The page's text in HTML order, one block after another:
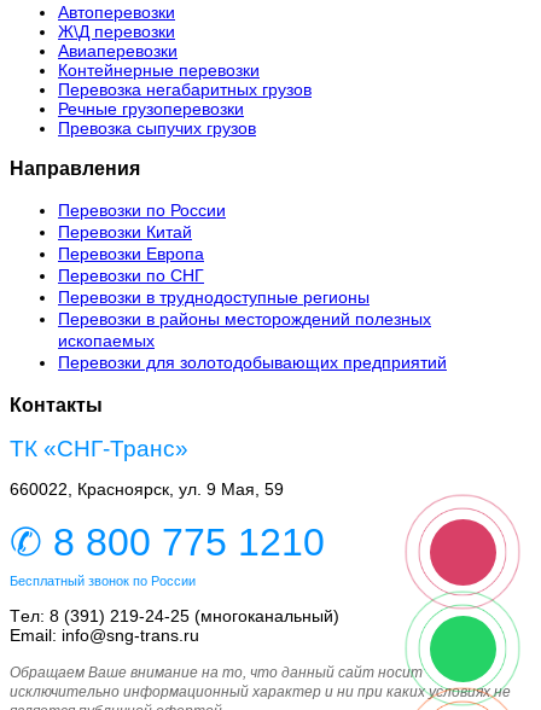
Автоперевозки
Ж\Д перевозки
Авиаперевозки
Контейнерные перевозки
Перевозка негабаритных грузов
Речные грузоперевозки
Превозка сыпучих грузов
Направления
Перевозки по России
Перевозки Китай
Перевозки Европа
Перевозки по СНГ
Перевозки в труднодоступные регионы
Перевозки в районы месторождений полезных
ископаемых
Перевозки для золотодобывающих предприятий
Контакты
ТК «СНГ-Транс»
660022, Красноярск, ул. 9 Мая, 59
✆ 8 800 775 1210
Бесплатный звонок по России
Tел: 8 (391) 219-24-25 (многоканальный)
Email: info@sng-trans.ru
Обращаем Ваше внимание на то, что данный сайт носит
исключительно информационный характер и ни при каких условиях не